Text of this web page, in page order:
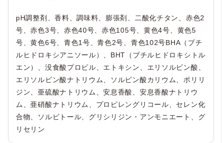
pH調整剤、香料、調味料、膨張剤、二酸化チタン、赤色2
号、赤色3号、赤色40号、赤色105号、黄色4号、黄色5
号、黄色6号、青色1号、青色2号、青色102号BHA（ブチ
ルヒドロキシアニソール）、BHT（ブチルヒドロキシトル
エン）、没食酸プロピル、エトキシン、エリソルビン酸、
エリソルビン酸ナトリウム、ソルビン酸カリウム、ポリリ
ジン、亜硫酸ナトリウム、安息香酸、安息香酸ナトリウ
ム、亜硝酸ナトリウム、プロピレングリコール、セレン化
合物、ソルビトール、グリシリジン・アンモニエート、グ
リセリン